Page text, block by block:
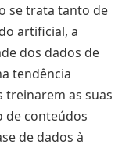
se trata tanto de
artificial, a
dos dados de
tendência
treinarem as suas
de conteúdos
de dados à